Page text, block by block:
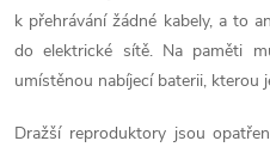
c
í
p
k přehrávání žádné kabely, a to
do elektrické sítě. Na paměti
umístěnou nabíjecí baterii, kterou
Dražší reproduktory jsou